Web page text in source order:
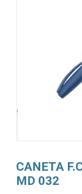
CANETA
MD 032